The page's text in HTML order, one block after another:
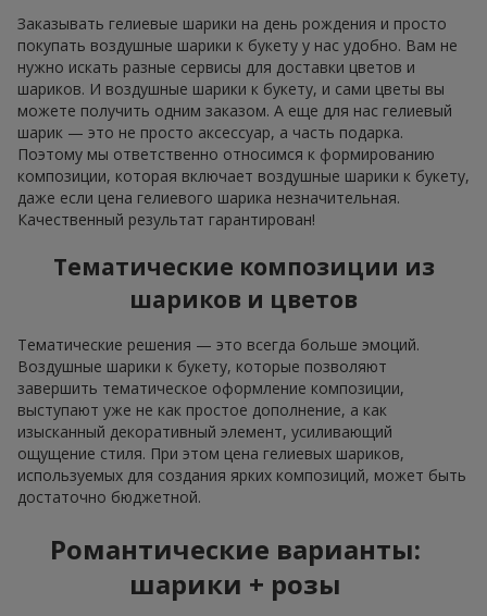
Заказывать гелиевые шарики на день рождения и просто
покупать воздушные шарики к букету у нас удобно. Вам не
нужно искать разные сервисы для доставки цветов и
шариков. И воздушные шарики к букету, и сами цветы вы
можете получить одним заказом. А еще для нас гелиевый
шарик — это не просто аксессуар, а часть подарка.
Поэтому мы ответственно относимся к формированию
композиции, которая включает воздушные шарики к букету,
даже если цена гелиевого шарика незначительная.
Качественный результат гарантирован!
Тематические композиции из
шариков и цветов
Тематические решения — это всегда больше эмоций.
Воздушные шарики к букету, которые позволяют
завершить тематическое оформление композиции,
выступают уже не как простое дополнение, а как
изысканный декоративный элемент, усиливающий
ощущение стиля. При этом цена гелиевых шариков,
используемых для создания ярких композиций, может быть
достаточно бюджетной.
Романтические варианты:
шарики + розы